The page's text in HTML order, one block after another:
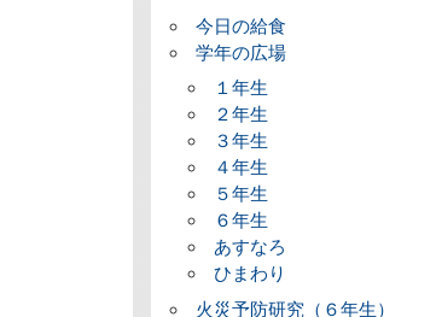
今日の給食
学年の広場
１年生
２年生
３年生
４年生
５年生
６年生
あすなろ
ひまわり
火災予防研究（６年生）